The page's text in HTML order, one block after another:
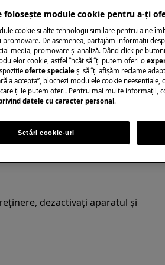
manualul de utilizare al
sau întreținere.
dezactivați aparatul și
folosește module cookie pentru a-ţi
cookie și alte tehnologii similare pentru a ne
promovare. De asemenea, partajăm informaţii
media, promovare și analiză. Dând click pe
cookie, astfel încât să îţi putem oferi o
oferte speciale și să îţi afișăm reclame
a accepta”, blochezi modulele cookie neesenţiale,
ţi le putem oferi. Pentru mai multe informaţii,
datele cu caracter personal .
Setări cookie-uri